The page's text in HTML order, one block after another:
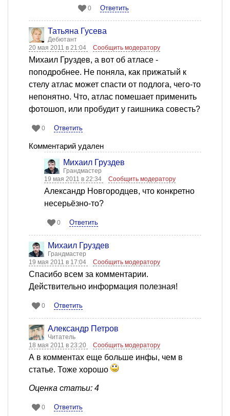
0 Ответить
Татьяна Гусева
Дебютант
20 мая 2011 в 21:04
Сообщить модератору
Михаил Груздев, а вот об атласе -
поподробнее. Не поняла, как прижатый к
стелу атлас может спасти от подлога, чего-то
непонятно. Что, атлас помешает применить
фотошоп, или пробудит у гаишника совесть?
0 Ответить
Комментарий удален
Михаил Груздев
Грандмастер
19 мая 2011 в 22:34
Сообщить модератору
Александр Новгородцев, что конкретно
несерьёзно-то?
0 Ответить
Михаил Груздев
Грандмастер
19 мая 2011 в 17:04
Сообщить модератору
Спасибо всем за комментарии.
Действительно информация полезная!
0 Ответить
Александр Петров
Читатель
18 мая 2011 в 23:20
Сообщить модератору
А в комментах еще больше инфы, чем в
статье. Тоже хорошо
Оценка статьи: 4
0 Ответить